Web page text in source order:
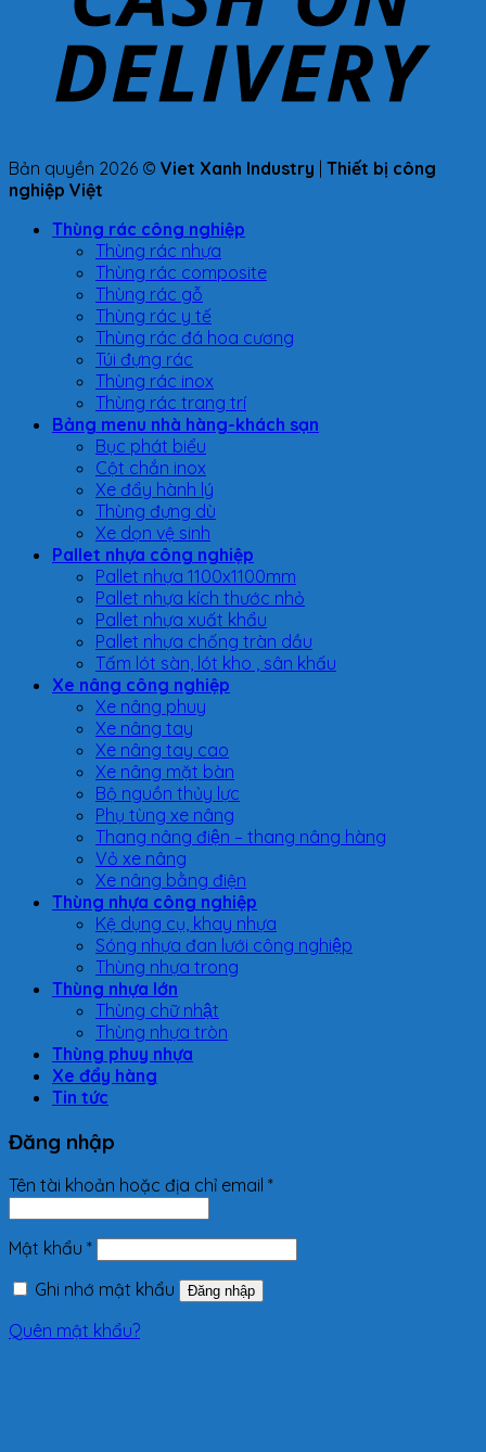
Bản quyền 2026 © Viet Xanh Industry Thiết bị công
nghiệp Việt
Thùng rác công nghiệp
Thùng rác nhựa
Thùng rác composite
Thùng rác gỗ
Thùng rác y tế
Thùng rác đá hoa cương
Túi đựng rác
Thùng rác inox
Thùng rác trang trí
Bảng menu nhà hàng-khách sạn
Bục phát biểu
Cột chắn inox
Xe đẩy hành lý
Thùng đựng dù
Xe dọn vệ sinh
Pallet nhựa công nghiệp
Pallet nhựa 1100x1100mm
Pallet nhựa kích thước nhỏ
Pallet nhựa xuất khẩu
Pallet nhựa chống tràn dầu
Tấm lót sàn, lót kho , sân khấu
Xe nâng công nghiệp
Xe nâng phuy
Xe nâng tay
Xe nâng tay cao
Xe nâng mặt bàn
Bộ nguồn thủy lực
Phụ tùng xe nâng
Thang nâng điện – thang nâng hàng
Vỏ xe nâng
Xe nâng bằng điện
Thùng nhựa công nghiệp
Kệ dụng cụ, khay nhựa
Sóng nhựa đan lưới công nghiệp
Thùng nhựa trong
Thùng nhựa lớn
Thùng chữ nhật
Thùng nhựa tròn
Thùng phuy nhựa
Xe đẩy hàng
Tin tức
Đăng nhập
Tên tài khoản hoặc địa chỉ email *
Mật khẩu *
Ghi nhớ mật khẩu
Đăng nhập
Quên mật khẩu?